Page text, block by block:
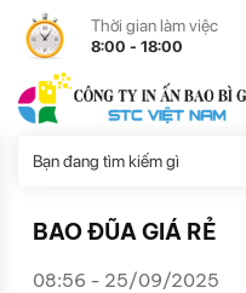
Thời gian làm việc
8:00 - 18:00
BAO ĐŨA GIÁ RẺ
08:56 - 25/09/2025